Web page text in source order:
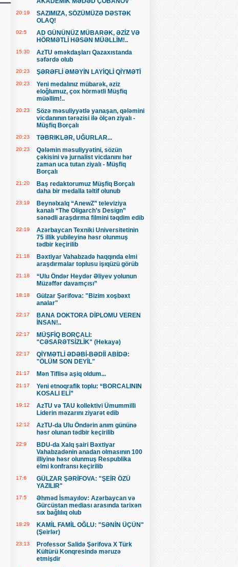
20:19
SAZIMIZA, SÖZÜMÜZƏ DƏSTƏK
OLAQ!
02:5
AD GÜNÜNÜZ MÜBARƏK, ƏZİZ VƏ
HÖRMƏTLİ HƏSƏN MÜƏLLİM!..
15:30
AzTU əməkdaşları Qazaxıstanda
səfərdə olub
20:23 ŞƏRƏFLİ ƏMƏYİN LAYİQLİ QİYMƏTİ
20:23
Yeni medalınız mübarək, əziz
eloğlumuz, çox hörmətli Müşfiq
müəllim!..
20:23
Sözə məsuliyyətlə yanaşan, qələmini
vicdanının tərəzisi ilə ölçən ziyalı -
Müşfiq Borçalı
20:23 TƏBRIKLƏR, UĞURLAR...
20:23
Qələmin məsuliyyətini, sözün
çəkisini və jurnalist vicdanını hər
zaman uca tutan ziyalı - Müşfiq
Borçalı
21:20
Baş redaktorumuz Müşfiq Borçalı
daha bir medalla təltif olunub
23:19
Beynəlxalq “AnewZ” televiziya
kanalı “The Oligarch’s Design”
sənədli araşdırma filmini təqdim edib
22:19
Azərbaycan Texniki Universitetinin
75 illik yubileyinə həsr olunmuş
tədbir keçirilib
21:18
Bəxtiyar Vahabzadə haqqında elmi
araşdırmalar toplusu işıqüzü görüb
21:18
“Ulu Öndər Heydər Əliyev yolunun
Müzəffər davamçısı”
18:18
Gülzar Şərifova: "Bizim xoşbəxt
analar"
22:17
BANA DOKTORA DİPLOMU VEREN
İNSAN!..
22:17
MÜŞFİQ BORÇALI:
"CƏSARƏTSİZLİK" (Hekayə)
22:17
QİYMƏTLİ ƏDƏBİ-BƏDİİ ABİDƏ:
"ÖLÜM SON DEYİL"
21:17 Mən Tiflisə aşiq oldum...
21:17
Yeni etnoqrafik toplu: “BORCALININ
KOSALI ELİ”
19:12
AzTU və TAU kollektivi Ümummilli
Liderin məzarını ziyarət edib
12:12
AzTU-da Ulu Öndərin anım gününə
həsr olunan tədbir keçirilib
22:9
BDU-da Xalq şairi Bəxtiyar
Vahabzadənin anadan olmasının 100
illiyinə həsr olunmuş Respublika
elmi konfransı keçirilib
17:6
GÜLZAR ŞƏRİFOVA: "ŞEİR ÖZÜ
YAZILIR"
17:5
Əhməd İsmayılov: Azərbaycan və
Gürcüstan mediası arasında tarixən
sıx bağlılıq olub
18:29
KAMİL FAMİL OĞLU: "SƏNİN ÜÇÜN"
(Şeirlər)
23:13
Professor Salidə Şərifova X Türk
Kültürü Konqresində məruzə
etmişdir